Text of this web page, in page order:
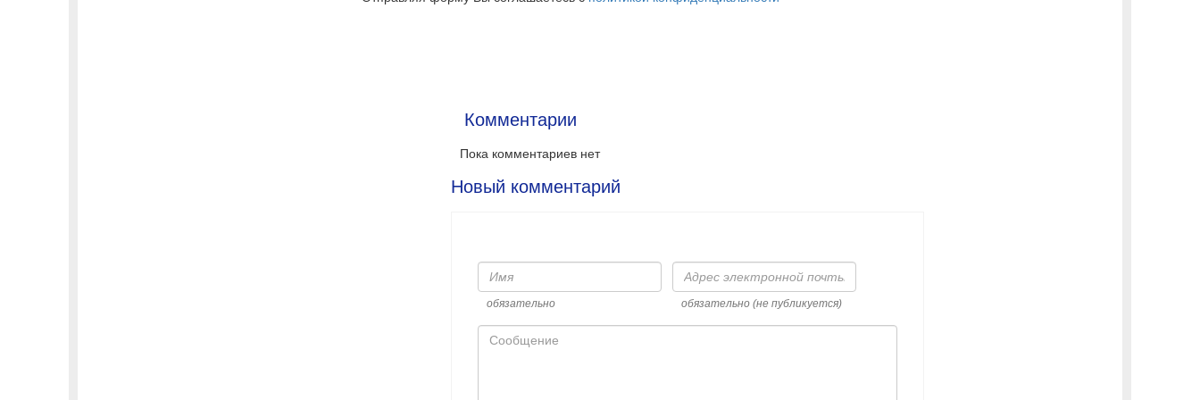
Комментарии
Пока комментариев нет
Новый комментарий
Имя
обязательно
Адрес
электронной
почты
обязательно (не публикуется)
Сообщение